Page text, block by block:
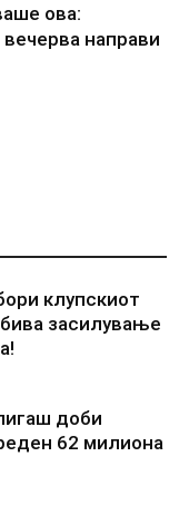
ова:
направи
клупскиот
засилување
доби
62 милиона